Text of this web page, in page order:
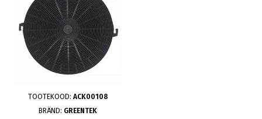
TOOTEKOOD: ACK00108
BRÄND: GREENTEK